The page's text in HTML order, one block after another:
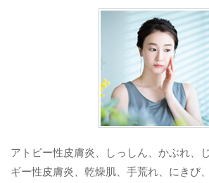
アトピー性皮膚炎、しっしん、かぶれ、
ギー性皮膚炎、乾燥肌、手荒れ、にきび